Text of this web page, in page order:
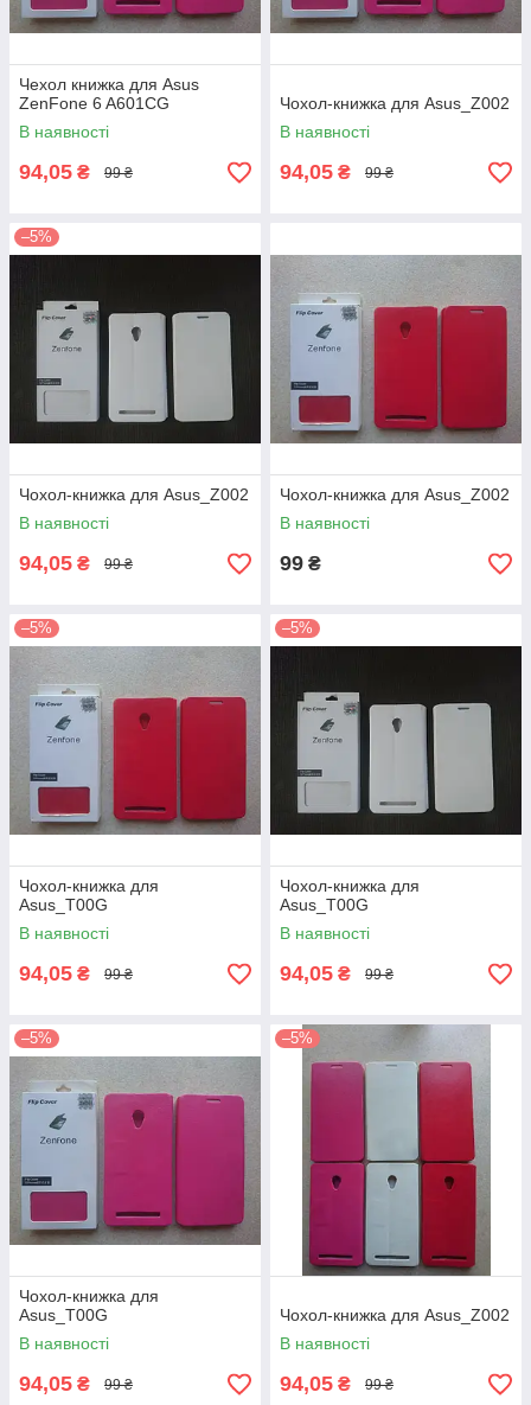
Чехол книжка для Asus
ZenFone 6 A601CG
В наявності
94,05 ₴ 99 ₴
Чохол-книжка для Asus_Z002
В наявності
94,05 ₴ 99 ₴
–5%
Чохол-книжка для Asus_Z002
В наявності
94,05 ₴ 99 ₴
Чохол-книжка для Asus_Z002
В наявності
99 ₴
–5%
Чохол-книжка для
Asus_T00G
В наявності
94,05 ₴ 99 ₴
–5%
Чохол-книжка для
Asus_T00G
В наявності
94,05 ₴ 99 ₴
–5%
Чохол-книжка для
Asus_T00G
В наявності
94,05 ₴ 99 ₴
–5%
Чохол-книжка для Asus_Z002
В наявності
94,05 ₴ 99 ₴